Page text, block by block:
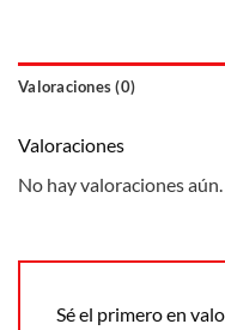
Valoraciones (0)
Valoraciones
No hay valoraciones aún.
Sé el primero en